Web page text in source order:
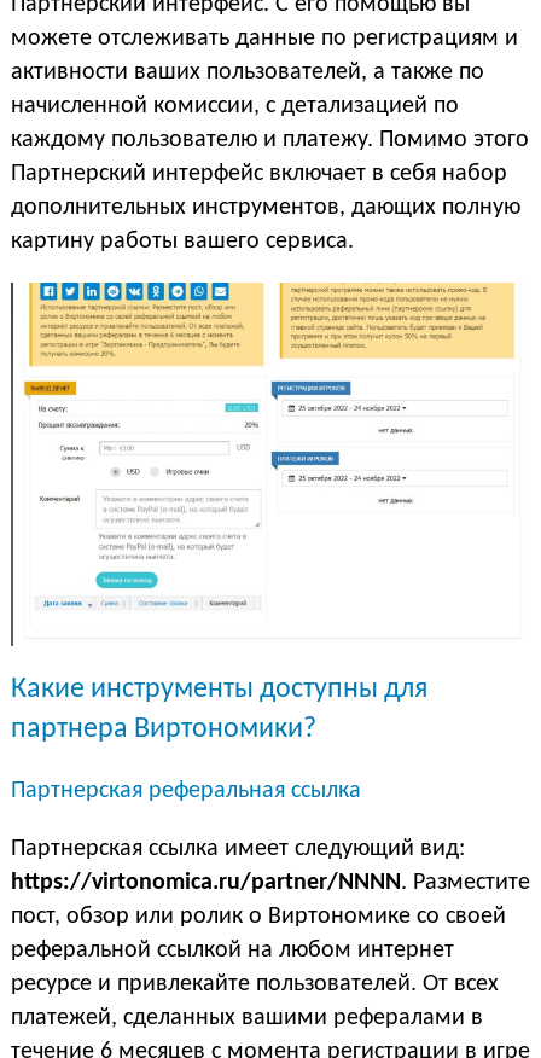
Партнерский интерфейс. С его помощью вы
можете отслеживать данные по регистрациям и
активности ваших пользователей, а также по
начисленной комиссии, с детализацией по
каждому пользователю и платежу. Помимо этого
Партнерский интерфейс включает в себя набор
дополнительных инструментов, дающих полную
картину работы вашего сервиса.
Какие инструменты доступны для
партнера Виртономики?
Партнерская реферальная ссылка
Партнерская ссылка имеет следующий вид:
https://virtonomica.ru/partner/NNNN . Разместите
пост, обзор или ролик о Виртономике со своей
реферальной ссылкой на любом интернет
ресурсе и привлекайте пользователей. От всех
платежей, сделанных вашими рефералами в
течение 6 месяцев с момента регистрации в игре